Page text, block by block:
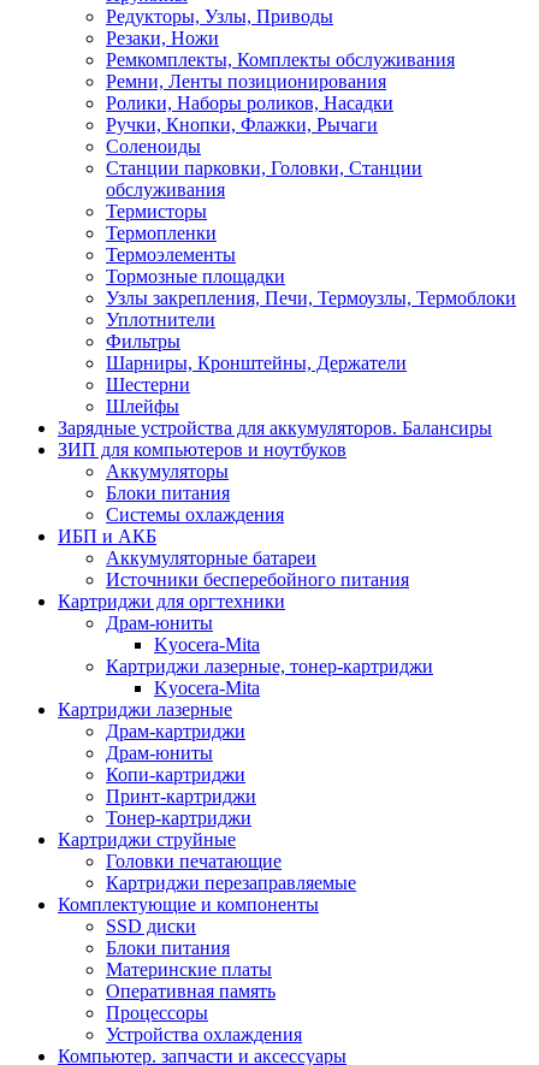
Редукторы, Узлы, Приводы
Резаки, Ножи
Ремкомплекты, Комплекты обслуживания
Ремни, Ленты позиционирования
Ролики, Наборы роликов, Насадки
Ручки, Кнопки, Флажки, Рычаги
Соленоиды
Станции парковки, Головки, Станции
обслуживания
Термисторы
Термопленки
Термоэлементы
Тормозные площадки
Узлы закрепления, Печи, Термоузлы, Термоблоки
Уплотнители
Фильтры
Шарниры, Кронштейны, Держатели
Шестерни
Шлейфы
Зарядные устройства для аккумуляторов. Балансиры
ЗИП для компьютеров и ноутбуков
Аккумуляторы
Блоки питания
Системы охлаждения
ИБП и АКБ
Аккумуляторные батареи
Источники бесперебойного питания
Картриджи для оргтехники
Драм-юниты
Kyocera-Mita
Картриджи лазерные, тонер-картриджи
Kyocera-Mita
Картриджи лазерные
Драм-картриджи
Драм-юниты
Копи-картриджи
Принт-картриджи
Тонер-картриджи
Картриджи струйные
Головки печатающие
Картриджи перезаправляемые
Комплектующие и компоненты
SSD диски
Блоки питания
Материнские платы
Оперативная память
Процессоры
Устройства охлаждения
Компьютер. запчасти и аксессуары